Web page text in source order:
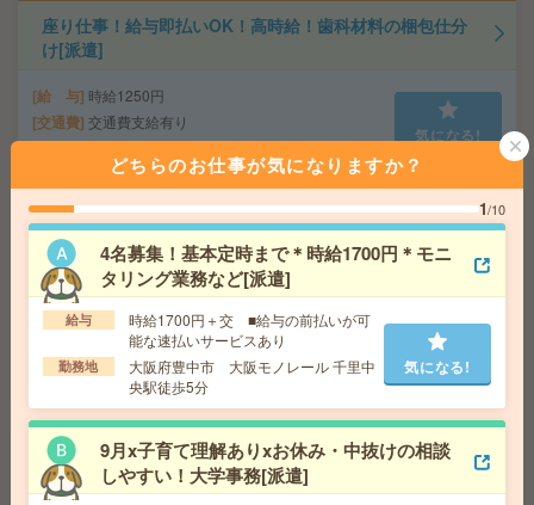
座り仕事！給与即払いOK！高時給！歯科材料の梱包仕分
け[派遣]
給 与 時給1250円
交通費 交通費支給有り
江坂駅～徒歩3分 ※バイク通勤OK
気になる!
＼8名募集／未経験OK！大手企業＊健康診断結果データ
チェック等[派遣]
給 与
時給1600円＋交 【月収例】316,000円～ ■
給与の前払いが可能な速払いサービスあり
交通費 交通費支給あり
勤務地 大阪府大阪市中央区 大阪メトロ御堂筋線 心
斎橋駅徒歩7分、大阪メトロ御堂筋線 本町駅徒歩7分
気になる!
【高時給1730円】未経験OK＊残業なし！データ入力やチ
ャット返信対応など[派遣]
どちらのお仕事が気になりますか？
1/10
4名募集！基本定時まで＊時給1700円＊モニ
タリング業務など[派遣]
給与
時給1700円＋交 ■給与の前払いが可
能な速払いサービスあり
勤務地
大阪府豊中市 大阪モノレール 千里中
央駅徒歩5分
気になる!
9月x子育て理解ありxお休み・中抜けの相談
しやすい！大学事務[派遣]